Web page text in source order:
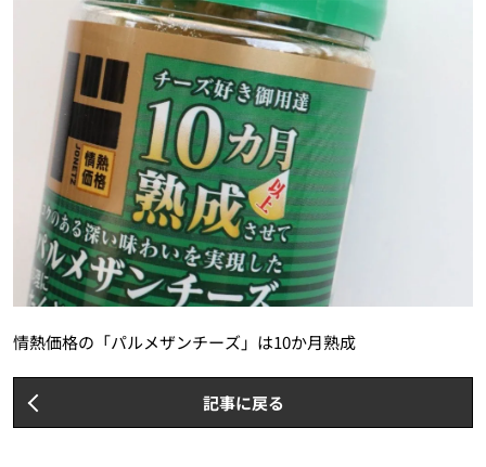
情熱価格の「パルメザンチーズ」は10か月熟成
記事に戻る